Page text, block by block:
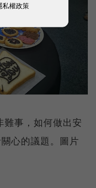
難事，如何做出安
心的議題。圖片
私權政策